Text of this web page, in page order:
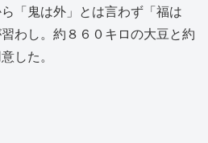
「鬼は外」とは言わず「福は
わし。約８６０キロの大豆と約
した。